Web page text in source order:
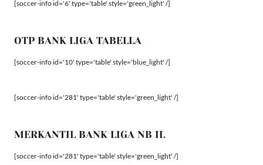
[soccer-info id='6' type='table' style='green_light' /]
OTP BANK LIGA TABELLA
[soccer-info id='10' type='table' style='blue_light' /]
[soccer-info id='281' type='table' style='green_light' /]
MERKANTIL BANK LIGA NB II.
[soccer-info id='281' type='table' style='green_light' /]